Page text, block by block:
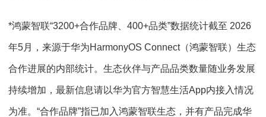
*鸿蒙智联“3200+合作品牌、400+品类”数据统计截至 2026
年5月，来源于华为HarmonyOS Connect（鸿蒙智联）生态
合作进展的内部统计。生态伙伴与产品品类数量随业务发展
持续增加，最新信息请以华为官方智慧生活App内接入情况
为准。“合作品牌”指已加入鸿蒙智联生态，并有产品完成华